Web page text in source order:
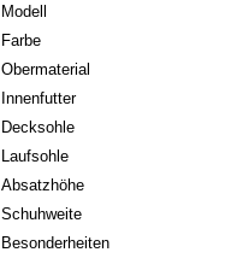
Modell
Farbe
Obermaterial
Innenfutter
Decksohle
Laufsohle
Absatzhöhe
Schuhweite
Besonderheiten